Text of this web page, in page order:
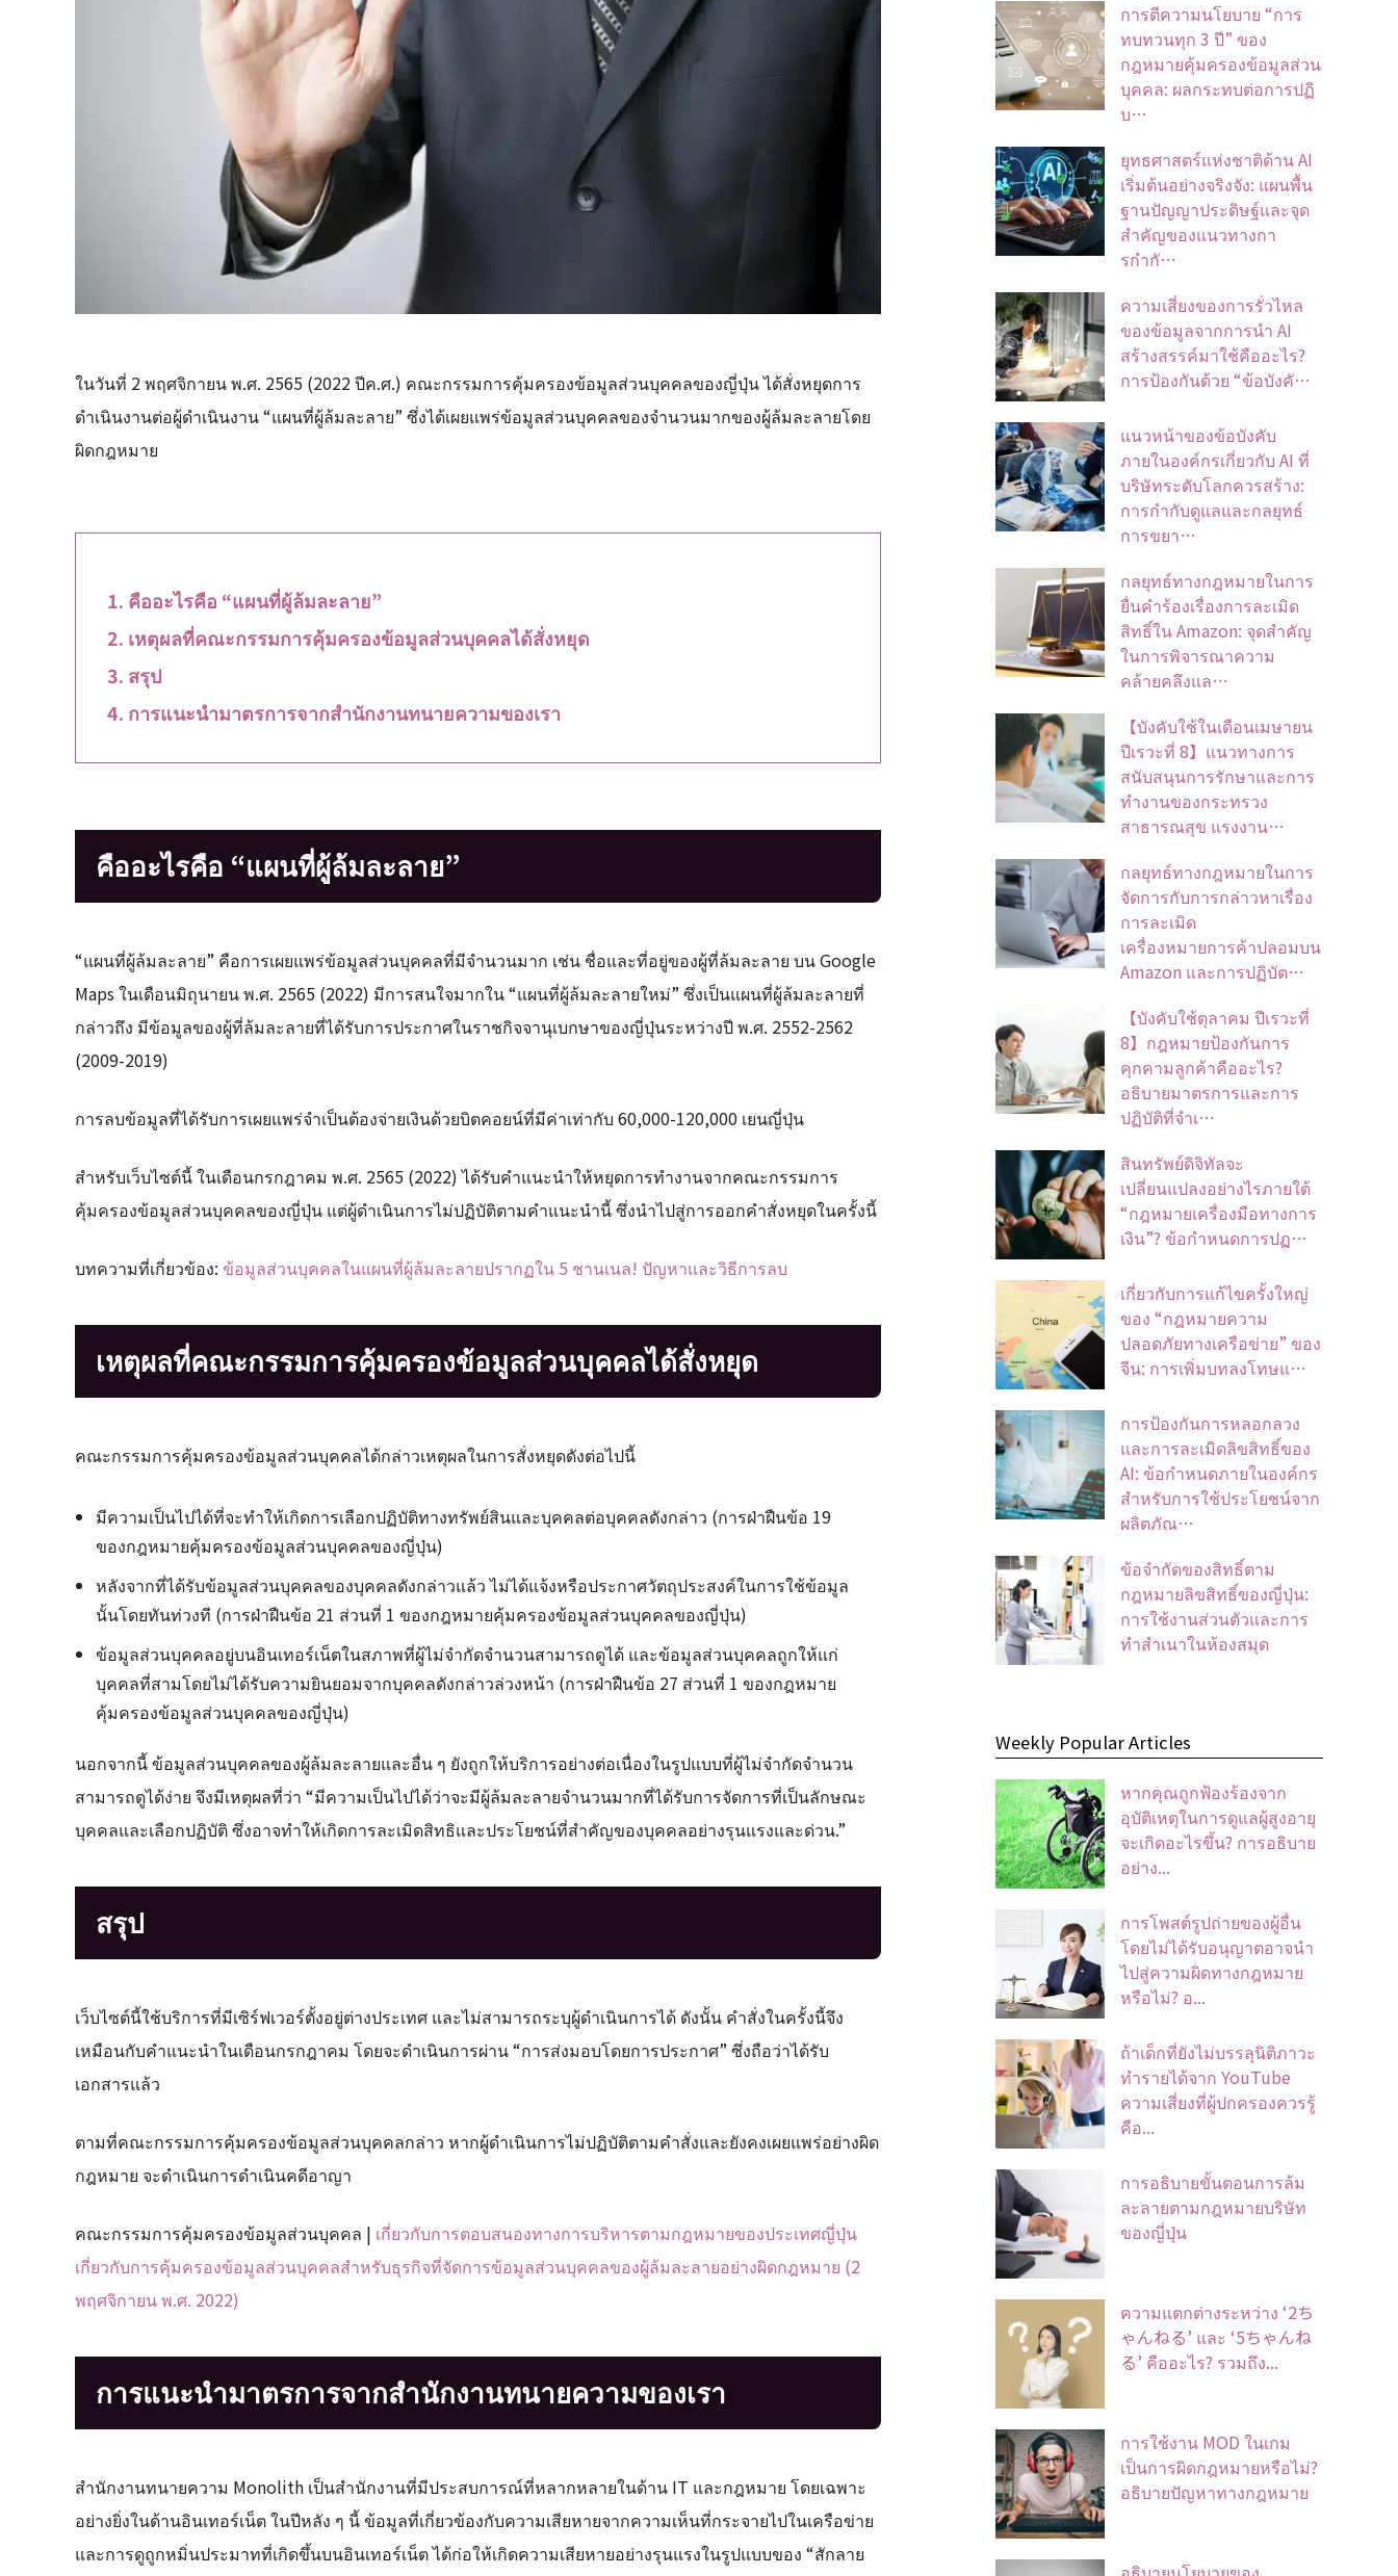
ในวันที่ 2 พฤศจิกายน พ.ศ. 2565 (2022 ปีค.ศ.) คณะกรรมการคุ้มครองข้อมูลส่วนบุคคลของญี่ปุ่น ได้สั่งหยุดการ
ดำเนินงานต่อผู้ดำเนินงาน “แผนที่ผู้ล้มละลาย” ซึ่งได้เผยแพร่ข้อมูลส่วนบุคคลของจำนวนมากของผู้ล้มละลายโดย
ผิดกฎหมาย
คืออะไรคือ “แผนที่ผู้ล้มละลาย”
เหตุผลที่คณะกรรมการคุ้มครองข้อมูลส่วนบุคคลได้สั่งหยุด
สรุป
การแนะนำมาตรการจากสำนักงานทนายความของเรา
คืออะไรคือ “แผนที่ผู้ล้มละลาย”
“แผนที่ผู้ล้มละลาย” คือการเผยแพร่ข้อมูลส่วนบุคคลที่มีจำนวนมาก เช่น ชื่อและที่อยู่ของผู้ที่ล้มละลาย บน Google
Maps ในเดือนมิถุนายน พ.ศ. 2565 (2022) มีการสนใจมากใน “แผนที่ผู้ล้มละลายใหม่” ซึ่งเป็นแผนที่ผู้ล้มละลายที่
กล่าวถึง มีข้อมูลของผู้ที่ล้มละลายที่ได้รับการประกาศในราชกิจจานุเบกษาของญี่ปุ่นระหว่างปี พ.ศ. 2552-2562
(2009-2019)
การลบข้อมูลที่ได้รับการเผยแพร่จำเป็นต้องจ่ายเงินด้วยบิตคอยน์ที่มีค่าเท่ากับ 60,000-120,000 เยนญี่ปุ่น
สำหรับเว็บไซต์นี้ ในเดือนกรกฎาคม พ.ศ. 2565 (2022) ได้รับคำแนะนำให้หยุดการทำงานจากคณะกรรมการ
คุ้มครองข้อมูลส่วนบุคคลของญี่ปุ่น แต่ผู้ดำเนินการไม่ปฏิบัติตามคำแนะนำนี้ ซึ่งนำไปสู่การออกคำสั่งหยุดในครั้งนี้
บทความที่เกี่ยวข้อง: ข้อมูลส่วนบุคคลในแผนที่ผู้ล้มละลายปรากฏใน 5 ชานเนล! ปัญหาและวิธีการลบ
เหตุผลที่คณะกรรมการคุ้มครองข้อมูลส่วนบุคคลได้สั่งหยุด
คณะกรรมการคุ้มครองข้อมูลส่วนบุคคลได้กล่าวเหตุผลในการสั่งหยุดดังต่อไปนี้
มีความเป็นไปได้ที่จะทำให้เกิดการเลือกปฏิบัติทางทรัพย์สินและบุคคลต่อบุคคลดังกล่าว (การฝ่าฝืนข้อ 19
ของกฎหมายคุ้มครองข้อมูลส่วนบุคคลของญี่ปุ่น)
หลังจากที่ได้รับข้อมูลส่วนบุคคลของบุคคลดังกล่าวแล้ว ไม่ได้แจ้งหรือประกาศวัตถุประสงค์ในการใช้ข้อมูล
นั้นโดยทันท่วงที (การฝ่าฝืนข้อ 21 ส่วนที่ 1 ของกฎหมายคุ้มครองข้อมูลส่วนบุคคลของญี่ปุ่น)
ข้อมูลส่วนบุคคลอยู่บนอินเทอร์เน็ตในสภาพที่ผู้ไม่จำกัดจำนวนสามารถดูได้ และข้อมูลส่วนบุคคลถูกให้แก่
บุคคลที่สามโดยไม่ได้รับความยินยอมจากบุคคลดังกล่าวล่วงหน้า (การฝ่าฝืนข้อ 27 ส่วนที่ 1 ของกฎหมาย
คุ้มครองข้อมูลส่วนบุคคลของญี่ปุ่น)
นอกจากนี้ ข้อมูลส่วนบุคคลของผู้ล้มละลายและอื่น ๆ ยังถูกให้บริการอย่างต่อเนื่องในรูปแบบที่ผู้ไม่จำกัดจำนวน
สามารถดูได้ง่าย จึงมีเหตุผลที่ว่า “มีความเป็นไปได้ว่าจะมีผู้ล้มละลายจำนวนมากที่ได้รับการจัดการที่เป็นลักษณะ
บุคคลและเลือกปฏิบัติ ซึ่งอาจทำให้เกิดการละเมิดสิทธิและประโยชน์ที่สำคัญของบุคคลอย่างรุนแรงและด่วน.”
สรุป
เว็บไซต์นี้ใช้บริการที่มีเซิร์ฟเวอร์ตั้งอยู่ต่างประเทศ และไม่สามารถระบุผู้ดำเนินการได้ ดังนั้น คำสั่งในครั้งนี้จึง
เหมือนกับคำแนะนำในเดือนกรกฎาคม โดยจะดำเนินการผ่าน “การส่งมอบโดยการประกาศ” ซึ่งถือว่าได้รับ
เอกสารแล้ว
ตามที่คณะกรรมการคุ้มครองข้อมูลส่วนบุคคลกล่าว หากผู้ดำเนินการไม่ปฏิบัติตามคำสั่งและยังคงเผยแพร่อย่างผิด
กฎหมาย จะดำเนินการดำเนินคดีอาญา
คณะกรรมการคุ้มครองข้อมูลส่วนบุคคล | เกี่ยวกับการตอบสนองทางการบริหารตามกฎหมายของประเทศญี่ปุ่น
เกี่ยวกับการคุ้มครองข้อมูลส่วนบุคคลสำหรับธุรกิจที่จัดการข้อมูลส่วนบุคคลของผู้ล้มละลายอย่างผิดกฎหมาย (2
พฤศจิกายน พ.ศ. 2022)
การแนะนำมาตรการจากสำนักงานทนายความของเรา
สำนักงานทนายความ Monolith เป็นสำนักงานที่มีประสบการณ์ที่หลากหลายในด้าน IT และกฎหมาย โดยเฉพาะ
อย่างยิ่งในด้านอินเทอร์เน็ต ในปีหลัง ๆ นี้ ข้อมูลที่เกี่ยวข้องกับความเสียหายจากความเห็นที่กระจายไปในเครือข่าย
และการดูถูกหมิ่นประมาทที่เกิดขึ้นบนอินเทอร์เน็ต ได้ก่อให้เกิดความเสียหายอย่างรุนแรงในรูปแบบของ “สักลาย
การตีความนโยบาย “การ
ทบทวนทุก 3 ปี” ของ
กฎหมายคุ้มครองข้อมูลส่วน
บุคคล: ผลกระทบต่อการปฏิ
บ…
ยุทธศาสตร์แห่งชาติด้าน AI
เริ่มต้นอย่างจริงจัง: แผนพื้น
ฐานปัญญาประดิษฐ์และจุด
สำคัญของแนวทางกา
รกำกั…
ความเสี่ยงของการรั่วไหล
ของข้อมูลจากการนำ AI
สร้างสรรค์มาใช้คืออะไร?
การป้องกันด้วย “ข้อบังคั…
แนวหน้าของข้อบังคับ
ภายในองค์กรเกี่ยวกับ AI ที่
บริษัทระดับโลกควรสร้าง:
การกำกับดูแลและกลยุทธ์
การขยา…
กลยุทธ์ทางกฎหมายในการ
ยื่นคำร้องเรื่องการละเมิด
สิทธิ์ใน Amazon: จุดสำคัญ
ในการพิจารณาความ
คล้ายคลึงแล…
【บังคับใช้ในเดือนเมษายน
ปีเรวะที่ 8】แนวทางการ
สนับสนุนการรักษาและการ
ทำงานของกระทรวง
สาธารณสุข แรงงาน…
กลยุทธ์ทางกฎหมายในการ
จัดการกับการกล่าวหาเรื่อง
การละเมิด
เครื่องหมายการค้าปลอมบน
Amazon และการปฏิบัต…
【บังคับใช้ตุลาคม ปีเรวะที่
8】กฎหมายป้องกันการ
คุกคามลูกค้าคืออะไร?
อธิบายมาตรการและการ
ปฏิบัติที่จำเ…
สินทรัพย์ดิจิทัลจะ
เปลี่ยนแปลงอย่างไรภายใต้
“กฎหมายเครื่องมือทางการ
เงิน”? ข้อกำหนดการปฏ…
เกี่ยวกับการแก้ไขครั้งใหญ่
ของ “กฎหมายความ
ปลอดภัยทางเครือข่าย” ของ
จีน: การเพิ่มบทลงโทษแ…
การป้องกันการหลอกลวง
และการละเมิดลิขสิทธิ์ของ
AI: ข้อกำหนดภายในองค์กร
สำหรับการใช้ประโยชน์จาก
ผลิตภัณ…
ข้อจํากัดของสิทธิ์ตาม
กฎหมายลิขสิทธิ์ของญี่ปุ่น:
การใช้งานส่วนตัวและการ
ทําสําเนาในห้องสมุด
Weekly Popular Articles
หากคุณถูกฟ้องร้องจาก
อุบัติเหตุในการดูแลผู้สูงอายุ
จะเกิดอะไรขึ้น? การอธิบาย
อย่าง...
การโพสต์รูปถ่ายของผู้อื่น
โดยไม่ได้รับอนุญาตอาจนํา
ไปสู่ความผิดทางกฎหมาย
หรือไม่? อ...
ถ้าเด็กที่ยังไม่บรรลุนิติภาวะ
ทำรายได้จาก YouTube
ความเสี่ยงที่ผู้ปกครองควรรู้
คือ...
การอธิบายขั้นตอนการล้ม
ละลายตามกฎหมายบริษัท
ของญี่ปุ่น
ความแตกต่างระหว่าง ‘2ち
ゃんねる’ และ ‘5ちゃんね
る’ คืออะไร? รวมถึง...
การใช้งาน MOD ในเกม
เป็นการผิดกฎหมายหรือไม่?
อธิบายปัญหาทางกฎหมาย